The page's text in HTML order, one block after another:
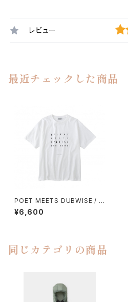
レビュー
最近チェックした商品
POET MEETS DUBWISE / SI
LENT POETS SPECIAL DUB
BAND TEE
¥6,600
同じカテゴリの商品